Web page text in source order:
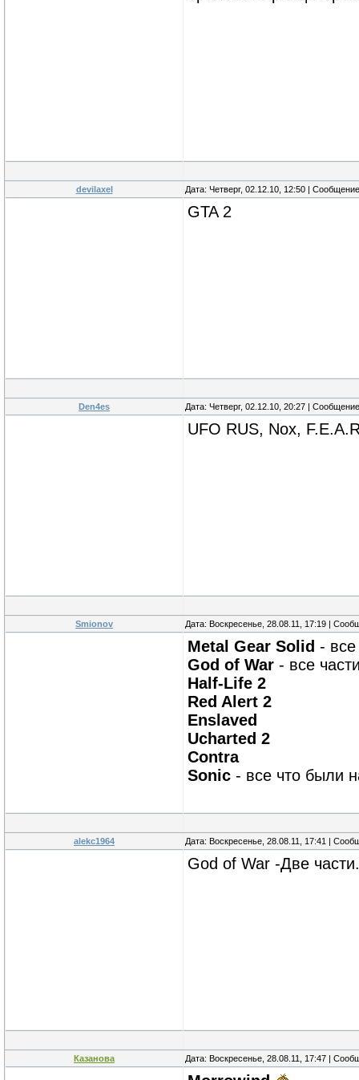
devilaxel Дата: Четверг, 02.12.10, 12:50 |
GTA 2
Den4es Дата: Четверг, 02.12.10, 20:27 |
UFO RUS, Nox,
Smionov Дата: Воскресенье, 28.08.11, 17:19 |
Metal Gear Solid - все
God of War - все
Half-Life 2
Red Alert 2
Enslaved
Ucharted 2
Contra
Sonic - все что были
alekc1964 Дата: Воскресенье, 28.08.11, 17:41 |
God of War -Две части.
Казанова Дата: Воскресенье, 28.08.11, 17:47 |